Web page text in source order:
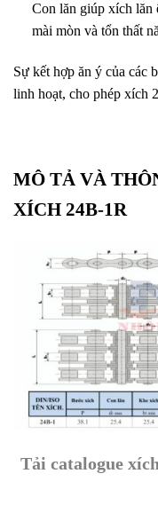
Con lăn giúp xích lăn
mài mòn và tổn thất
Sự kết hợp ăn ý của các
linh hoạt, cho phép xích
MÔ TẢ VÀ
XÍCH 24B-1R
Tải catalogue